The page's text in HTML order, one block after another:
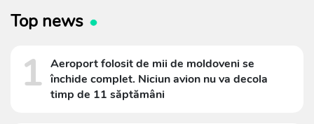
Top news
1 Aeroport folosit de mii de moldoveni se
închide complet. Niciun avion nu va decola
timp de 11 săptămâni